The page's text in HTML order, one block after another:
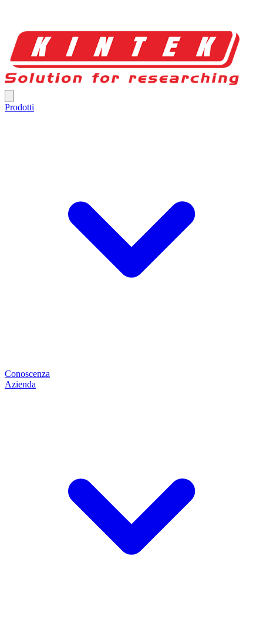
Prodotti
Conoscenza
Azienda